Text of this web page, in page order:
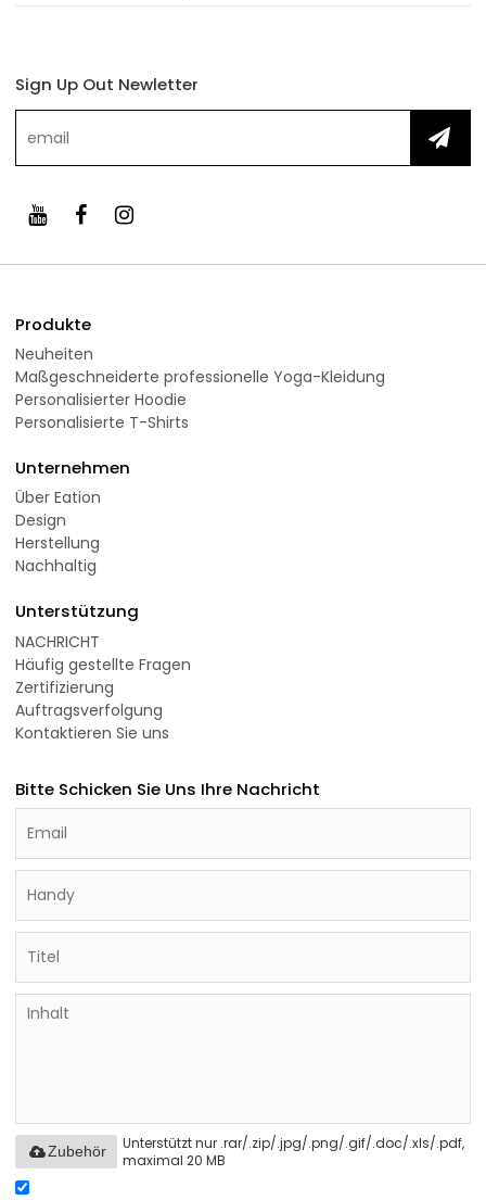
Sign Up Out Newletter
Produkte
Neuheiten
Maßgeschneiderte professionelle Yoga-Kleidung
Personalisierter Hoodie
Personalisierte T-Shirts
Unternehmen
Über Eation
Design
Herstellung
Nachhaltig
Unterstützung
NACHRICHT
Häufig gestellte Fragen
Zertifizierung
Auftragsverfolgung
Kontaktieren Sie uns
Bitte Schicken Sie Uns Ihre Nachricht
Unterstützt nur .rar/.zip/.jpg/.png/.gif/.doc/.xls/.pdf,
maximal 20 MB
Zubehör